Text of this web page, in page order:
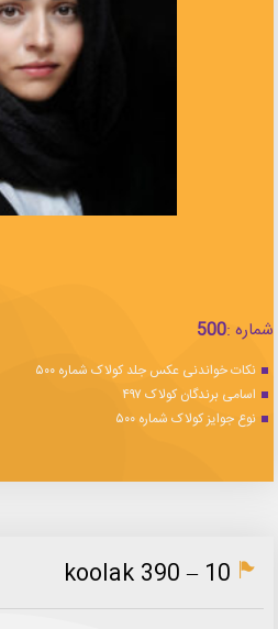
شماره :500
نکات خواندنی عکس جلد کولاک شماره ۵۰۰
اسامی برندگان کولاک ۴۹۷
نوع جوایز کولاک شماره ۵۰۰
koolak 390 – 10